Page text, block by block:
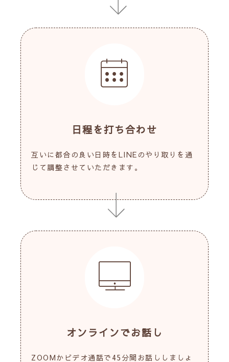
日程を打ち合わせ
互いに都合の良い日時をLINEのやり取りを通
じて調整させていただきます。
オンラインでお話し
ZOOMかビデオ通話で45分間お話ししましょ